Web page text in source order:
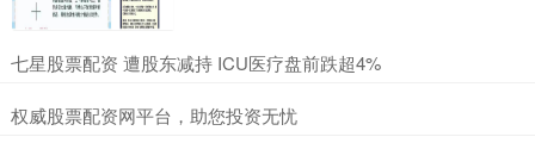
​七星股票配资 遭股东减持 ICU医疗盘前跌超4%
​权威股票配资网平台，助您投资无忧